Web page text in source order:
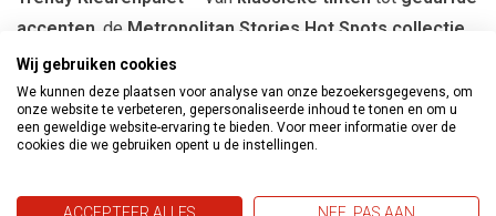
accenten , de Metropolitan Stories Hot Spots collectie
biedtkleuren die perfect aansluiten bij moderne
interieurs.
Gemakkelijk aan te brengen– Dankzij het
vliesbehangmateriaalis dit behang eenvoudig te
Wij gebruiken cookies
We kunnen deze plaatsen voor analyse van onze bezoekersgegevens, om
onze website te verbeteren, gepersonaliseerde inhoud te tonen en om u
een geweldige website-ervaring te bieden. Voor meer informatie over de
cookies die we gebruiken opent u de instellingen.
ACCEPTEER ALLES NEE, PAS AAN